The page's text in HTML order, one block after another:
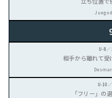
Juego
相手から離れて受
「フリー」の